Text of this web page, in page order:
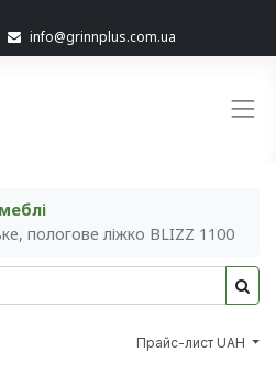
info@grinnplus.com.ua
пологове ліжко BLIZZ 1100
Прайс-лист UAH